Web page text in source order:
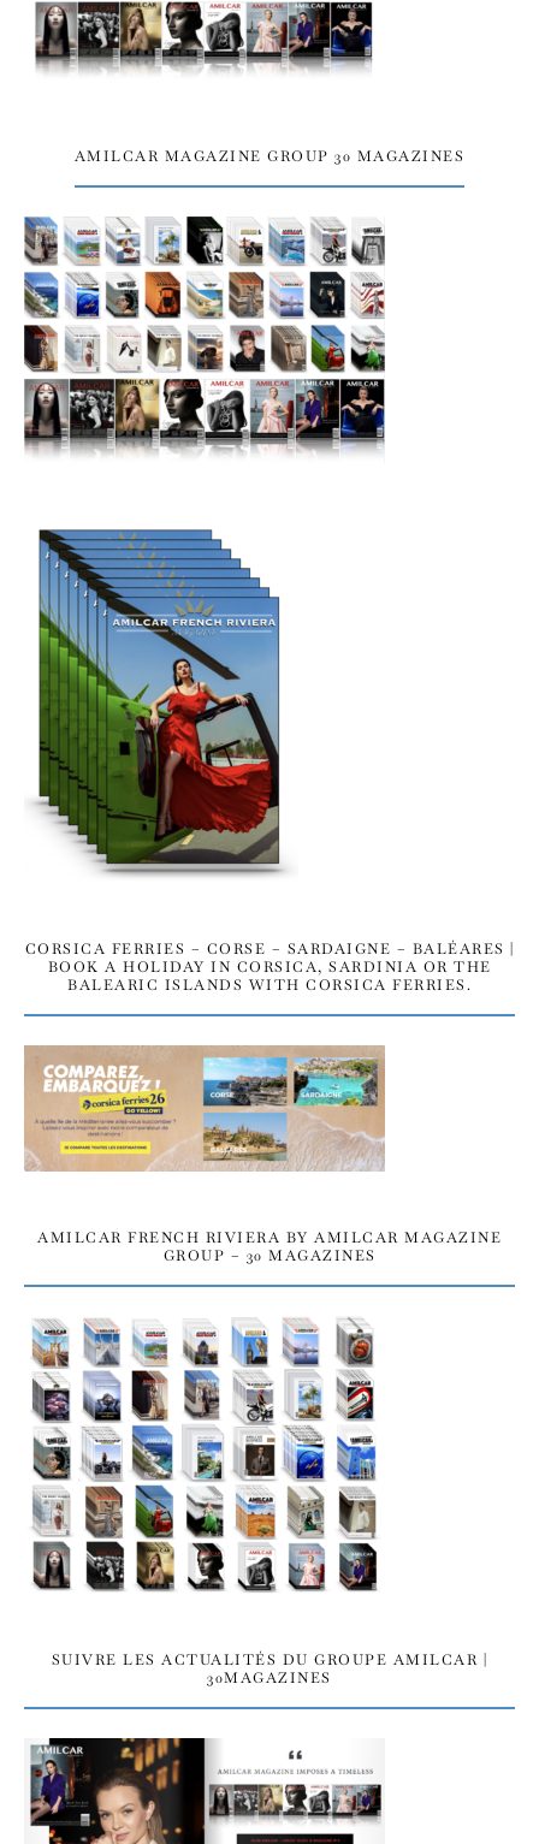
AMILCAR MAGAZINE GROUP 30 MAGAZINES
CORSICA FERRIES – CORSE – SARDAIGNE – BALÉARES |
BOOK A HOLIDAY IN CORSICA, SARDINIA OR THE
BALEARIC ISLANDS WITH CORSICA FERRIES.
AMILCAR FRENCH RIVIERA BY AMILCAR MAGAZINE
GROUP – 30 MAGAZINES
SUIVRE LES ACTUALITÉS DU GROUPE AMILCAR |
30MAGAZINES